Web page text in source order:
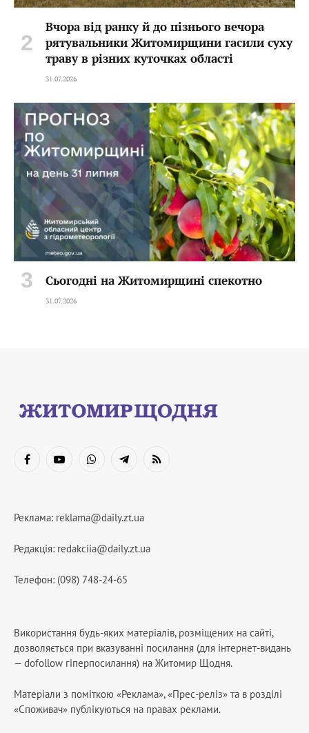
Вчора від ранку й до пізнього вечора
рятувальники Житомирщини гасили суху
траву в різних куточках області
31.07.2026
Сьогодні на Житомирщині спекотно
31.07.2026
FacebookYouTubeWhatsAppTelegramRSS
Реклама: reklama@daily.zt.ua
Редакція: redakciia@daily.zt.ua
Телефон: (098) 748-24-65
Використання будь-яких матеріалів, розміщених на сайті,
дозволяється при вказуванні посилання (для інтернет-видань
— dofollow гіперпосилання) на Житомир Щодня.
Матеріали з поміткою «Реклама», «Прес-реліз» та в розділі
«Споживач» публікуються на правах реклами.